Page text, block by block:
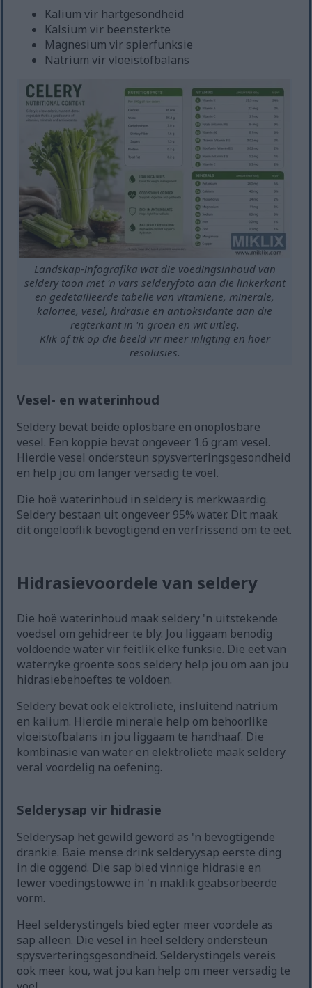
Kalium vir hartgesondheid
Kalsium vir beensterkte
Magnesium vir spierfunksie
Natrium vir vloeistofbalans
Landskap-infografika wat die voedingsinhoud van
seldery toon met 'n vars selderyfoto aan die linkerkant
en gedetailleerde tabelle van vitamiene, minerale,
kalorieë, vesel, hidrasie en antioksidante aan die
regterkant in 'n groen en wit uitleg.
Klik of tik op die beeld vir meer inligting en hoër
resolusies.
Vesel- en waterinhoud
Seldery bevat beide oplosbare en onoplosbare
vesel. Een koppie bevat ongeveer 1.6 gram vesel.
Hierdie vesel ondersteun spysverteringsgesondheid
en help jou om langer versadig te voel.
Die hoë waterinhoud in seldery is merkwaardig.
Seldery bestaan uit ongeveer 95% water. Dit maak
dit ongelooflik bevogtigend en verfrissend om te eet.
Hidrasievoordele van seldery
Die hoë waterinhoud maak seldery 'n uitstekende
voedsel om gehidreer te bly. Jou liggaam benodig
voldoende water vir feitlik elke funksie. Die eet van
waterryke groente soos seldery help jou om aan jou
hidrasiebehoeftes te voldoen.
Seldery bevat ook elektroliete, insluitend natrium
en kalium. Hierdie minerale help om behoorlike
vloeistofbalans in jou liggaam te handhaaf. Die
kombinasie van water en elektroliete maak seldery
veral voordelig na oefening.
Selderysap vir hidrasie
Selderysap het gewild geword as 'n bevogtigende
drankie. Baie mense drink selderyysap eerste ding
in die oggend. Die sap bied vinnige hidrasie en
lewer voedingstowwe in 'n maklik geabsorbeerde
vorm.
Heel selderystingels bied egter meer voordele as
sap alleen. Die vesel in heel seldery ondersteun
spysverteringsgesondheid. Selderystingels vereis
ook meer kou, wat jou kan help om meer versadig te